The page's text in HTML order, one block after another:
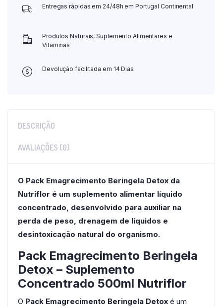
Entregas rápidas em 24/48h em Portugal Continental
Produtos Naturais, Suplemento Alimentares e
Vitaminas
Devolução facilitada em 14 Dias
DESCRIÇÃO
AVALIAÇÕES (0)
O Pack Emagrecimento Beringela Detox da
Nutriflor é um suplemento alimentar líquido
concentrado, desenvolvido para auxiliar na
perda de peso, drenagem de líquidos e
desintoxicação natural do organismo.
Pack Emagrecimento Beringela
Detox – Suplemento
Concentrado 500ml Nutriflor
O Pack Emagrecimento Beringela Detox é um